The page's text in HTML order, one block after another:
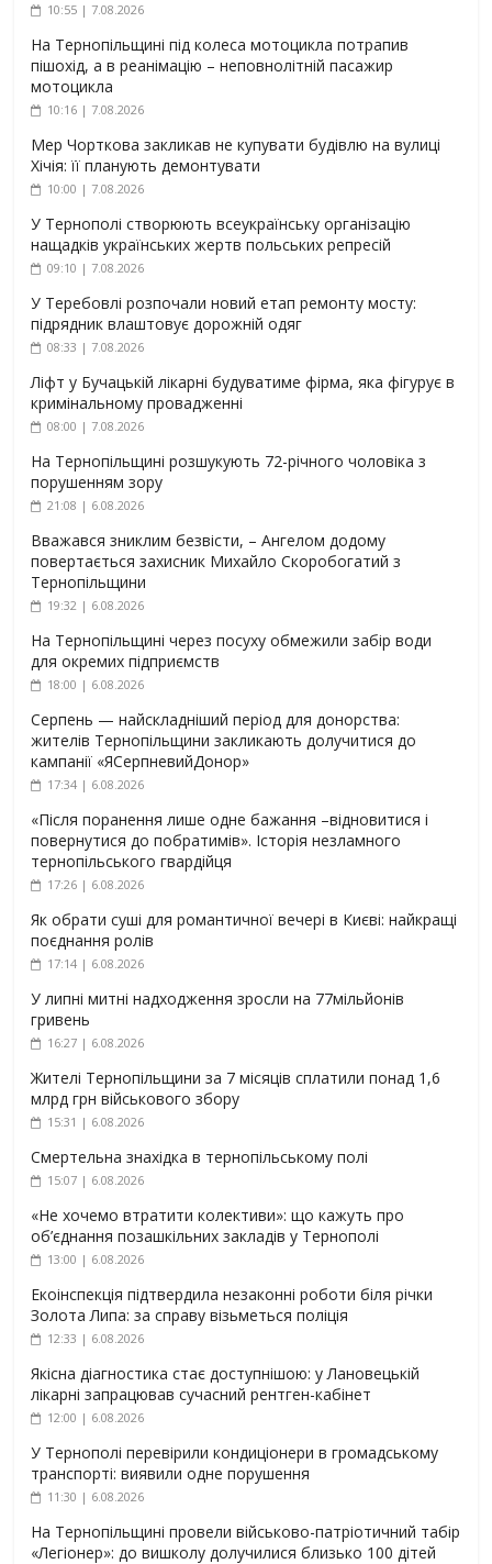
10:55 | 7.08.2026
На Тернопільщині під колеса мотоцикла потрапив
пішохід, а в реанімацію – неповнолітній пасажир
мотоцикла
10:16 | 7.08.2026
Мер Чорткова закликав не купувати будівлю на вулиці
Хічія: її планують демонтувати
10:00 | 7.08.2026
У Тернополі створюють всеукраїнську організацію
нащадків українських жертв польських репресій
09:10 | 7.08.2026
У Теребовлі розпочали новий етап ремонту мосту:
підрядник влаштовує дорожній одяг
08:33 | 7.08.2026
Ліфт у Бучацькій лікарні будуватиме фірма, яка фігурує в
кримінальному провадженні
08:00 | 7.08.2026
На Тернопільщині розшукують 72-річного чоловіка з
порушенням зору
21:08 | 6.08.2026
Вважався зниклим безвісти, – Ангелом додому
повертається захисник Михайло Скоробогатий з
Тернопільщини
19:32 | 6.08.2026
На Тернопільщині через посуху обмежили забір води
для окремих підприємств
18:00 | 6.08.2026
Серпень — найскладніший період для донорства:
жителів Тернопільщини закликають долучитися до
кампанії «ЯСерпневийДонор»
17:34 | 6.08.2026
«Після поранення лише одне бажання –відновитися і
повернутися до побратимів». Історія незламного
тернопільського гвардійця
17:26 | 6.08.2026
Як обрати суші для романтичної вечері в Києві: найкращі
поєднання ролів
17:14 | 6.08.2026
У липні митні надходження зросли на 77мільйонів
гривень
16:27 | 6.08.2026
Жителі Тернопільщини за 7 місяців сплатили понад 1,6
млрд грн військового збору
15:31 | 6.08.2026
Смертельна знахідка в тернопільському полі
15:07 | 6.08.2026
«Не хочемо втратити колективи»: що кажуть про
об’єднання позашкільних закладів у Тернополі
13:00 | 6.08.2026
Екоінспекція підтвердила незаконні роботи біля річки
Золота Липа: за справу візьметься поліція
12:33 | 6.08.2026
Якісна діагностика стає доступнішою: у Лановецькій
лікарні запрацював сучасний рентген-кабінет
12:00 | 6.08.2026
У Тернополі перевірили кондиціонери в громадському
транспорті: виявили одне порушення
11:30 | 6.08.2026
На Тернопільщині провели військово-патріотичний табір
«Легіонер»: до вишколу долучилися близько 100 дітей